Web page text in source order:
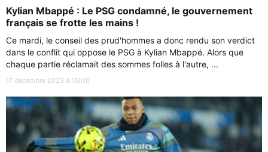
Kylian Mbappé : Le PSG condamné, le gouvernement
français se frotte les mains !
Ce mardi, le conseil des prud'hommes a donc rendu son verdict
dans le conflit qui oppose le PSG à Kylian Mbappé. Alors que
chaque partie réclamait des sommes folles à l'autre, ...
17 décembre 2025 à 15h10